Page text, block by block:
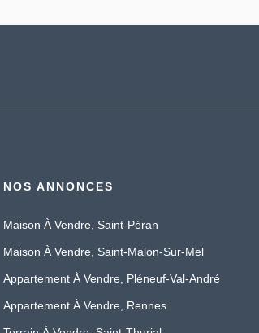
NOS ANNONCES
Maison À Vendre, Saint-Péran
Maison À Vendre, Saint-Malon-Sur-Mel
Appartement À Vendre, Pléneuf-Val-André
Appartement À Vendre, Rennes